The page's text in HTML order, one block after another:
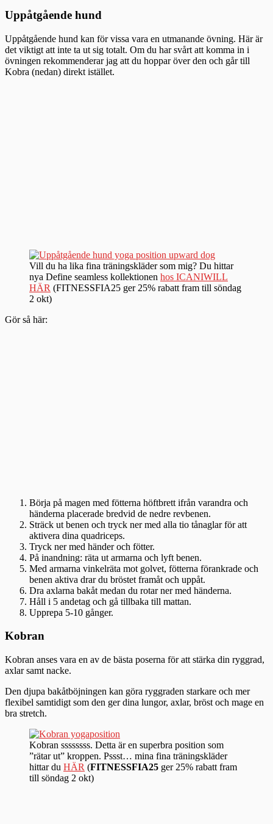
Uppåtgående hund
Uppåtgående hund kan för vissa vara en utmanande övning. Här är
det viktigt att inte ta ut sig totalt. Om du har svårt att komma in i
övningen rekommenderar jag att du hoppar över den och går till
Kobra (nedan) direkt istället.
Vill du ha lika fina träningskläder som mig? Du hittar
nya Define seamless kollektionen hos ICANIWILL
HÄR (FITNESSFIA25 ger 25% rabatt fram till söndag
2 okt)
Gör så här:
Börja på magen med fötterna höftbrett ifrån varandra och
händerna placerade bredvid de nedre revbenen.
Sträck ut benen och tryck ner med alla tio tånaglar för att
aktivera dina quadriceps.
Tryck ner med händer och fötter.
På inandning: räta ut armarna och lyft benen.
Med armarna vinkelräta mot golvet, fötterna förankrade och
benen aktiva drar du bröstet framåt och uppåt.
Dra axlarna bakåt medan du rotar ner med händerna.
Håll i 5 andetag och gå tillbaka till mattan.
Upprepa 5-10 gånger.
Kobran
Kobran anses vara en av de bästa poserna för att stärka din ryggrad,
axlar samt nacke.
Den djupa bakåtböjningen kan göra ryggraden starkare och mer
flexibel samtidigt som den ger dina lungor, axlar, bröst och mage en
bra stretch.
Kobran ssssssss. Detta är en superbra position som
”rätar ut” kroppen. Pssst… mina fina träningskläder
hittar du HÄR (FITNESSFIA25 ger 25% rabatt fram
till söndag 2 okt)